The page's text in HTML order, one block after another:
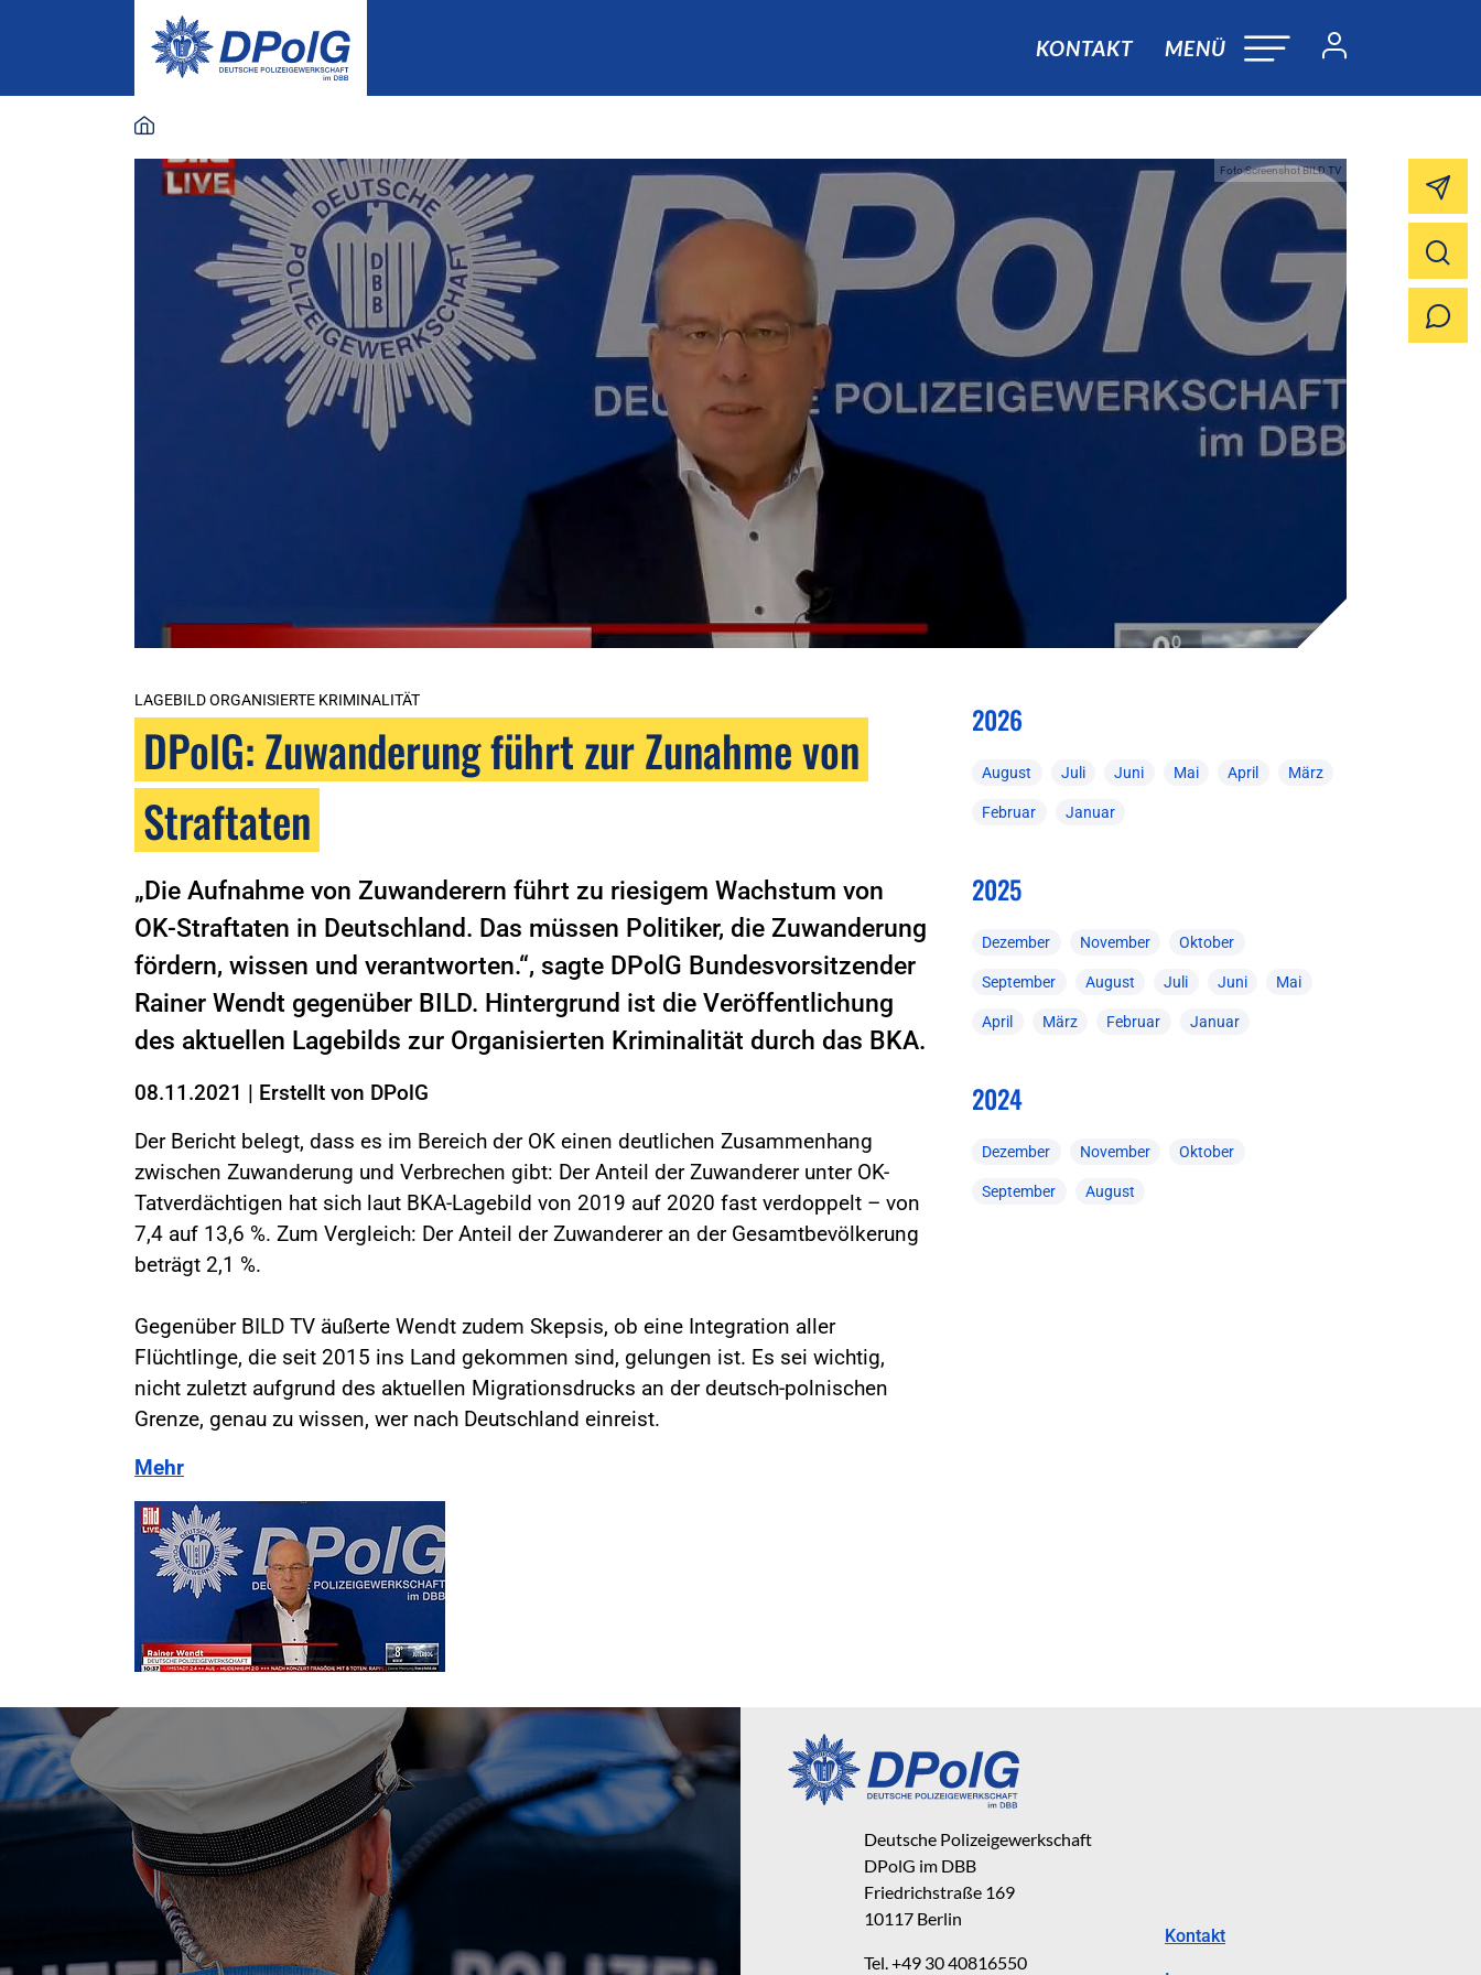
KONTAKT MENÜ
Foto:Screenshot BILD TV
LAGEBILD ORGANISIERTE KRIMINALITÄT
DPolG: Zuwanderung führt zur Zunahme von
Straftaten
„Die Aufnahme von Zuwanderern führt zu riesigem Wachstum von
OK-Straftaten in Deutschland. Das müssen Politiker, die Zuwanderung
fördern, wissen und verantworten.“, sagte DPolG Bundesvorsitzender
Rainer Wendt gegenüber BILD. Hintergrund ist die Veröffentlichung
des aktuellen Lagebilds zur Organisierten Kriminalität durch das BKA.
08.11.2021 | Erstellt von DPolG
Der Bericht belegt, dass es im Bereich der OK einen deutlichen Zusammenhang
zwischen Zuwanderung und Verbrechen gibt: Der Anteil der Zuwanderer unter OK-
Tatverdächtigen hat sich laut BKA-Lagebild von 2019 auf 2020 fast verdoppelt – von
7,4 auf 13,6 %. Zum Vergleich: Der Anteil der Zuwanderer an der Gesamtbevölkerung
beträgt 2,1 %.
Gegenüber BILD TV äußerte Wendt zudem Skepsis, ob eine Integration aller
Flüchtlinge, die seit 2015 ins Land gekommen sind, gelungen ist. Es sei wichtig,
nicht zuletzt aufgrund des aktuellen Migrationsdrucks an der deutsch-polnischen
Grenze, genau zu wissen, wer nach Deutschland einreist.
Mehr
2026
August Juli Juni Mai April März
Februar Januar
2025
Dezember November Oktober
September August Juli Juni Mai
April März Februar Januar
2024
Dezember November Oktober
September August
Deutsche Polizeigewerkschaft
DPolG im DBB
Friedrichstraße 169
10117 Berlin
Tel. +49 30 40816550
Kontakt